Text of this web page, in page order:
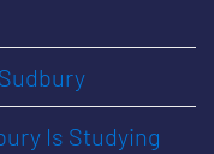
Is Studying